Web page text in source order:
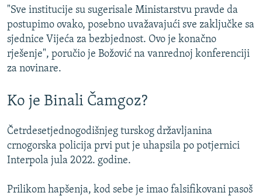
"Sve institucije su sugerisale Ministarstvu pravde da
postupimo ovako, posebno uvažavajući sve zaključke sa
sjednice Vijeća za bezbjednost. Ovo je konačno
rješenje", poručio je Božović na vanrednoj konferenciji
za novinare.
Ko je Binali Čamgoz?
Četrdesetjednogodišnjeg turskog državljanina
crnogorska policija prvi put je uhapsila po potjernici
Interpola jula 2022. godine.
Prilikom hapšenja, kod sebe je imao falsifikovani pasoš